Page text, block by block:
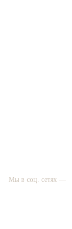
Мы в соц. сетях —